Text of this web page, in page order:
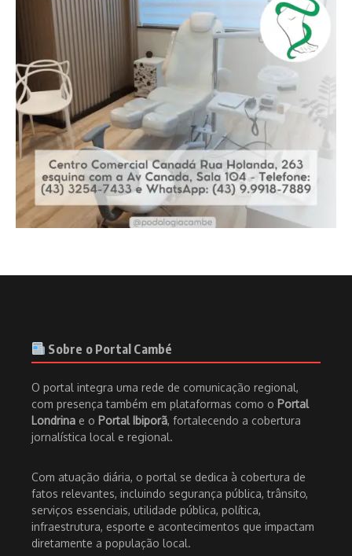
Sobre o Portal Cambé
O portal integra uma rede de comunicação regional,
com presença também em plataformas como o Portal
Londrina e o Portal Ibiporã, fortalecendo a cobertura
jornalística local e regional.
Com atuação diária, o portal se dedica à cobertura de
fatos relevantes, incluindo segurança pública, trânsito,
serviços essenciais, utilidade pública, política,
infraestrutura, esporte e acontecimentos que impactam
diretamente a população local.